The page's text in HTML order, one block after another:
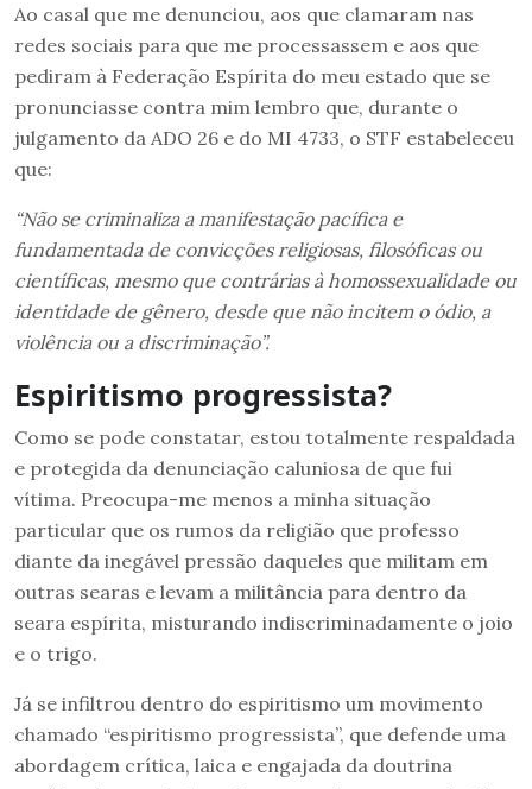
Ao casal que me denunciou, aos que clamaram nas
redes sociais para que me processassem e aos que
pediram à Federação Espírita do meu estado que se
pronunciasse contra mim lembro que, durante o
julgamento da ADO 26 e do MI 4733, o STF estabeleceu
que:
“Não se criminaliza a manifestação pacífica e
fundamentada de convicções religiosas, filosóficas ou
científicas, mesmo que contrárias à homossexualidade ou
identidade de gênero, desde que não incitem o ódio, a
violência ou a discriminação”.
Espiritismo progressista?
Como se pode constatar, estou totalmente respaldada
e protegida da denunciação caluniosa de que fui
vítima. Preocupa-me menos a minha situação
particular que os rumos da religião que professo
diante da inegável pressão daqueles que militam em
outras searas e levam a militância para dentro da
seara espírita, misturando indiscriminadamente o joio
e o trigo.
Já se infiltrou dentro do espiritismo um movimento
chamado “espiritismo progressista”, que defende uma
abordagem crítica, laica e engajada da doutrina